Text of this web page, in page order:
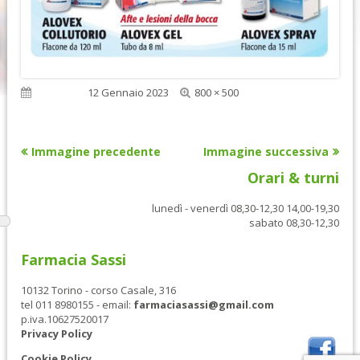
Pubblicato12 Gennaio 2023
Dimensione
800 × 500
Immagine precedente Immagine successiva
Orari & turni
lunedì - venerdì 08,30-12,30 14,00-19,30
sabato 08,30-12,30
Farmacia Sassi
10132 Torino - corso Casale, 316
tel 011 8980155 - email: farmaciasassi@gmail.com
p.iva.10627520017
Privacy Policy